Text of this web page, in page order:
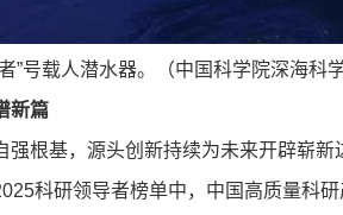
号载人潜水器。（中国科学院深海科
新篇
根基，源头创新持续为未来开辟崭新
科研领导者榜单中，中国高质量科研